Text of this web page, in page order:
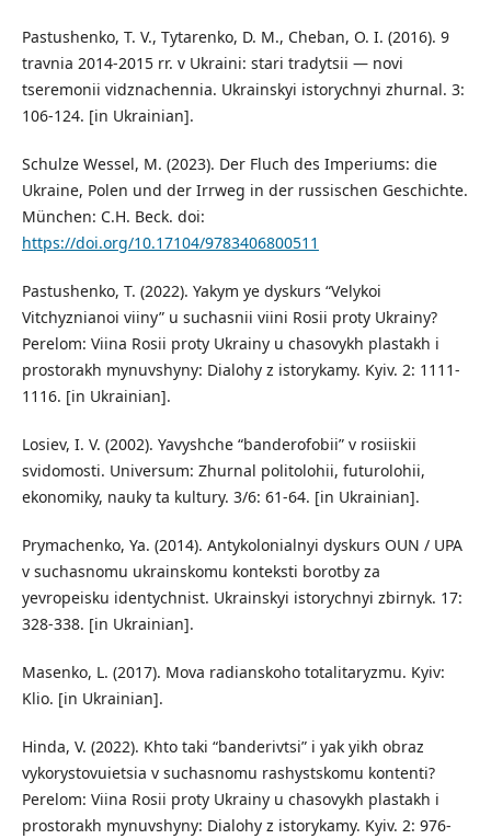
Pastushenko, T. V., Tytarenko, D. M., Cheban, O. I. (2016). 9
travnia 2014-2015 rr. v Ukraini: stari tradytsii — novi
tseremonii vidznachennia. Ukrainskyi istorychnyi zhurnal. 3:
106-124. [in Ukrainian].
Schulze Wessel, M. (2023). Der Fluch des Imperiums: die
Ukraine, Polen und der Irrweg in der russischen Geschichte.
München: C.H. Beck. doi:
https://doi.org/10.17104/9783406800511
Pastushenko, T. (2022). Yakym ye dyskurs “Velykoi
Vitchyznianoi viiny” u suchasnii viini Rosii proty Ukrainy?
Perelom: Viina Rosii proty Ukrainy u chasovykh plastakh i
prostorakh mynuvshyny: Dialohy z istorykamy. Kyiv. 2: 1111-
1116. [in Ukrainian].
Losiev, I. V. (2002). Yavyshche “banderofobii” v rosiiskii
svidomosti. Universum: Zhurnal politolohii, futurolohii,
ekonomiky, nauky ta kultury. 3/6: 61-64. [in Ukrainian].
Prymachenko, Ya. (2014). Antykolonialnyi dyskurs OUN / UPA
v suchasnomu ukrainskomu konteksti borotby za
yevropeisku identychnist. Ukrainskyi istorychnyi zbirnyk. 17:
328-338. [in Ukrainian].
Masenko, L. (2017). Mova radianskoho totalitaryzmu. Kyiv:
Klio. [in Ukrainian].
Hinda, V. (2022). Khto taki “banderivtsi” i yak yikh obraz
vykorystovuietsia v suchasnomu rashystskomu kontenti?
Perelom: Viina Rosii proty Ukrainy u chasovykh plastakh i
prostorakh mynuvshyny: Dialohy z istorykamy. Kyiv. 2: 976-